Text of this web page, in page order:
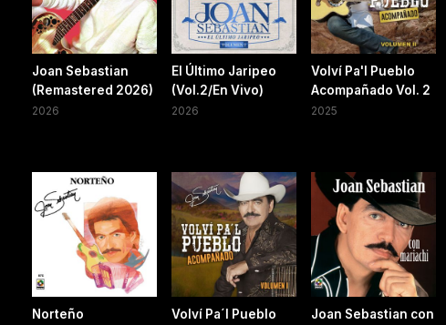
Joan Sebastian
(Remastered 2026)
2026
El Último Jaripeo
(Vol.2/En Vivo)
2026
Volví Pa'l Pueblo
Acompañado Vol. 2
2025
Norteño
Volví Pa´l Pueblo
Joan Sebastian con